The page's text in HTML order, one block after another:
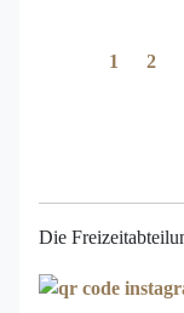
1 2
Die